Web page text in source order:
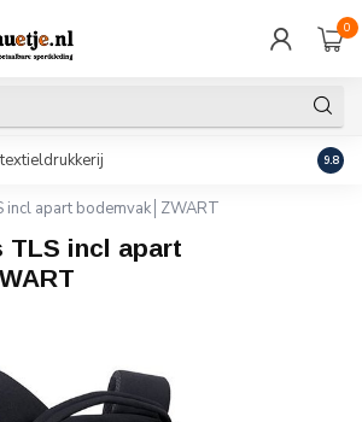
0
9.8
incl apart bodemvak│ZWART
TLS incl apart